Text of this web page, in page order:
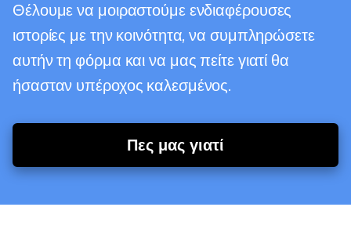
Θέλουμε να μοιραστούμε ενδιαφέρουσες
ιστορίες με την κοινότητα, να συμπληρώσετε
αυτήν τη φόρμα και να μας πείτε γιατί θα
ήσασταν υπέροχος καλεσμένος.
Πες μας γιατί